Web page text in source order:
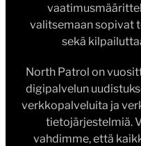
valitsemaan sopivat
sekä
North Patrol on
digipalvelun
verkkopalveluita ja
tietojärjestelmiä.
vahdimme, että